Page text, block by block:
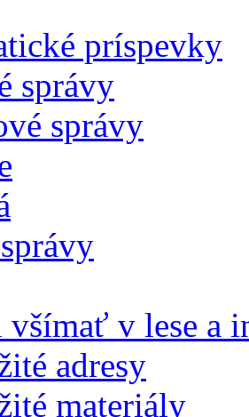
príspevky
správy
správy
všímať v lese a
adresy
materiály